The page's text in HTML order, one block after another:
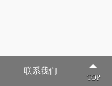
联系我们
TOP